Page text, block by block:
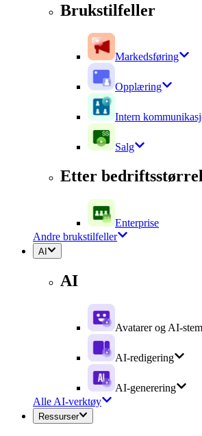
Brukstilfeller
Markedsføring
Opplæring
Intern
Salg
Etter
Enterprise
Andre brukstilfeller
AI
AI
Avatarer og AI-
AI-redigering
AI-generering
Alle AI-verktøy
Ressurser